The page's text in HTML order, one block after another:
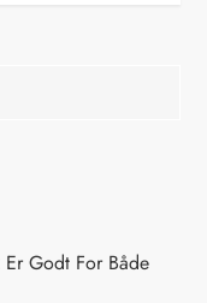
Godt For Både